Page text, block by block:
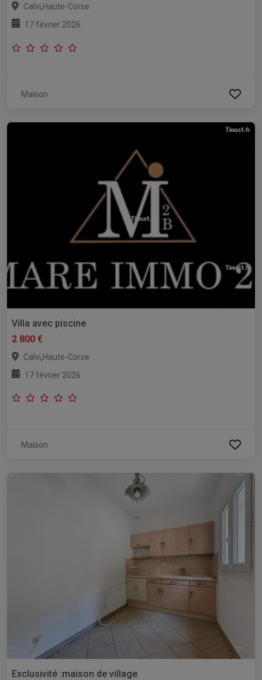
Calvi,Haute-Corse
17 février 2026
Maison
Villa avec piscine
2 800 €
Calvi,Haute-Corse
17 février 2026
Maison
Exclusivité :maison de village